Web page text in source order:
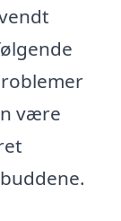
være